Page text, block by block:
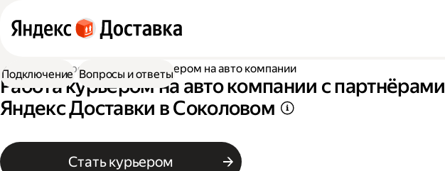
Работа курьером Работа курьером на авто компании
Работа курьером на авто компании с партнёрами
Яндекс Доставки в Соколовом
Стать курьером
Подключение Вопросы и ответы